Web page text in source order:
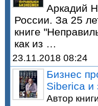
Аркадий
России. За 25
книге
как из …
23.11.2018 08:24
Бизнес
Siberica и
Автор